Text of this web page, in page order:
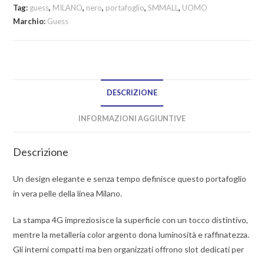
Tag: guess, MILANO, nero, portafoglio,SMMALL, UOMO
Marchio: Guess
DESCRIZIONE
INFORMAZIONI AGGIUNTIVE
Descrizione
Un design elegante e senza tempo definisce questo portafoglio
in vera pelle della linea Milano.
La stampa 4G impreziosisce la superficie con un tocco distintivo,
mentre la metalleria color argento dona luminosità e raffinatezza.
Gli interni compatti ma ben organizzati offrono slot dedicati per